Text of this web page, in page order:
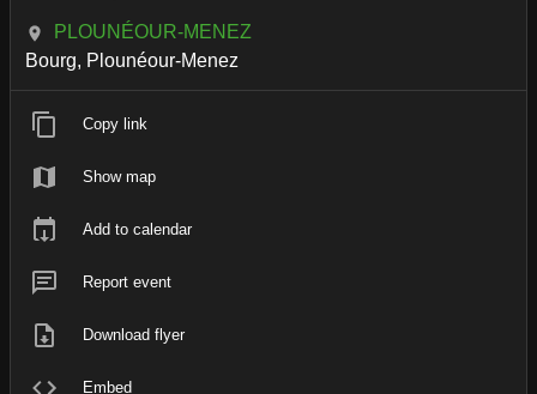
PLOUNÉOUR-MENEZ
Bourg, Plounéour-Menez
Copy link
Show map
Add to calendar
Report event
Download flyer
Embed